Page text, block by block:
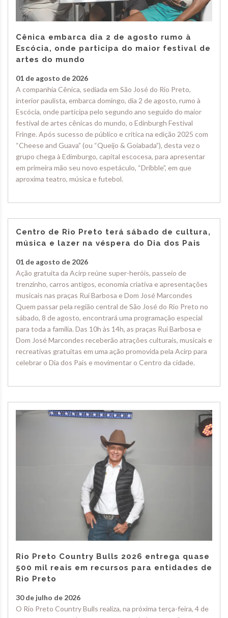
Cênica embarca dia 2 de agosto rumo à
Escócia, onde participa do maior festival de
artes do mundo
01 de agosto de 2026
A companhia Cênica, sediada em São José do Rio Preto,
interior paulista, embarca domingo, dia 2 de agosto, rumo à
Escócia, onde participa pelo segundo ano seguido do maior
festival de artes cênicas do mundo, o Edinburgh Festival
Fringe. Após sucesso de público e crítica na edição 2025 com
“Cheese and Guava” (ou “Queijo & Goiabada”), desta vez o
grupo chega à Edimburgo, capital escocesa, para apresentar
em primeira mão seu novo espetáculo, “Dribble”, em que
aproxima teatro, música e futebol.
Centro de Rio Preto terá sábado de cultura,
música e lazer na véspera do Dia dos Pais
01 de agosto de 2026
Ação gratuita da Acirp reúne super-heróis, passeio de
trenzinho, carros antigos, economia criativa e apresentações
musicais nas praças Rui Barbosa e Dom José Marcondes
Quem passar pela região central de São José do Rio Preto no
sábado, 8 de agosto, encontrará uma programação especial
para toda a família. Das 10h às 14h, as praças Rui Barbosa e
Dom José Marcondes receberão atrações culturais, musicais e
recreativas gratuitas em uma ação promovida pela Acirp para
celebrar o Dia dos Pais e movimentar o Centro da cidade.
Rio Preto Country Bulls 2026 entrega quase
500 mil reais em recursos para entidades de
Rio Preto
30 de julho de 2026
O Rio Preto Country Bulls realiza, na próxima terça-feira, 4 de